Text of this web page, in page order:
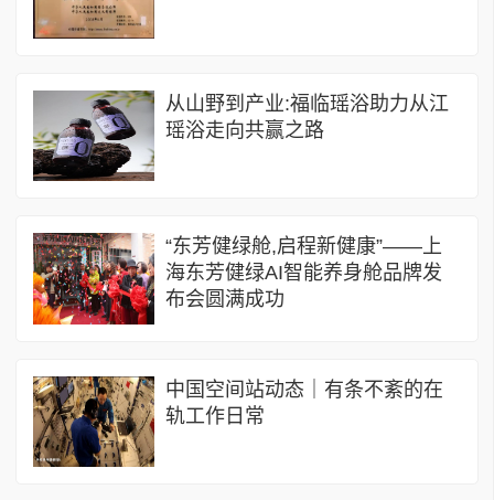
从山野到产业:福临瑶浴助力从江
瑶浴走向共赢之路
“东芳健绿舱,启程新健康”——上
海东芳健绿AI智能养身舱品牌发
布会圆满成功
中国空间站动态｜有条不紊的在
轨工作日常